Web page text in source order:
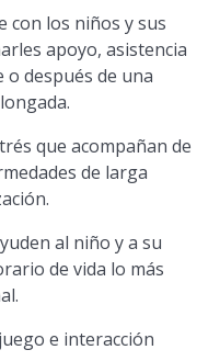
con los niños y sus
apoyo, asistencia
después de una
que acompañan de
de larga
al niño y a su
de vida lo más
e interacción